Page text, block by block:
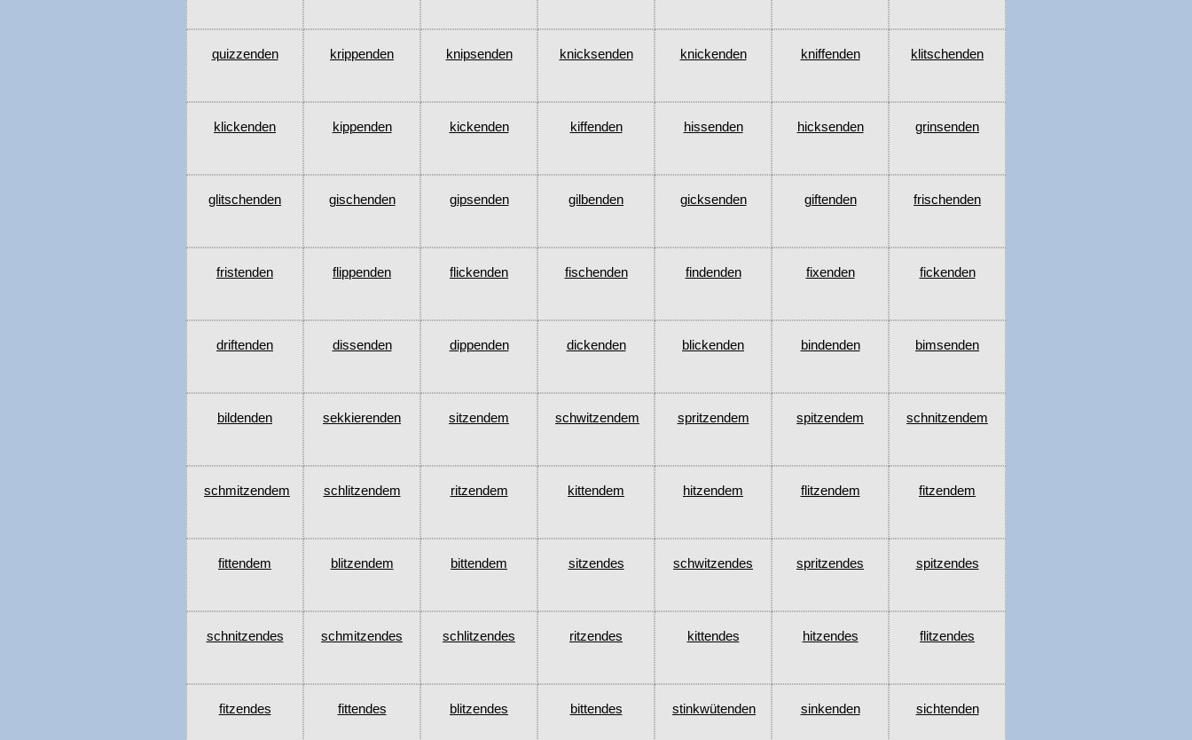
quizzenden krippenden knipsenden knicksenden knickenden kniffenden klitschenden
klickenden kippenden kickenden kiffenden hissenden hicksenden grinsenden
glitschenden gischenden gipsenden gilbenden gicksenden giftenden frischenden
fristenden flippenden flickenden fischenden findenden fixenden fickenden
driftenden dissenden dippenden dickenden blickenden bindenden bimsenden
bildenden sekkierenden sitzendem schwitzendem spritzendem spitzendem schnitzendem
schmitzendem schlitzendem ritzendem kittendem hitzendem flitzendem fitzendem
fittendem blitzendem bittendem sitzendes schwitzendes spritzendes spitzendes
schnitzendes schmitzendes schlitzendes ritzendes kittendes hitzendes flitzendes
fitzendes fittendes blitzendes bittendes stinkwütenden sinkenden sichtenden